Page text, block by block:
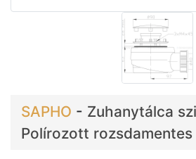
SAPHO - Zuhanytálca
Polírozott rozsdamentes